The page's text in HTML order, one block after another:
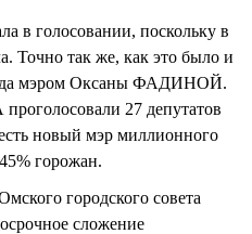
в голосовании, поскольку в
Точно так же, как это было и
мэром Оксаны ФАДИНОЙ.
27 депутатов
новый мэр миллионного
горожан.
городского совета
сложение